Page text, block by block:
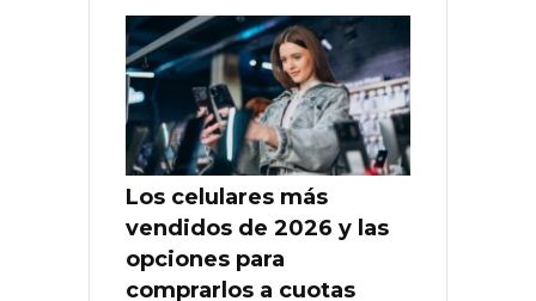
Los celulares más
vendidos de 2026 y las
opciones para
comprarlos a cuotas